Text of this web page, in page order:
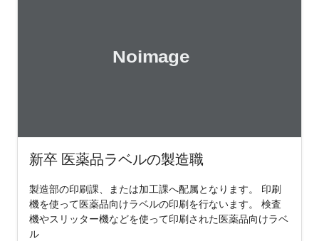
新卒 医薬品ラベルの製造職
製造部の印刷課、または加工課へ配属となります。 印刷
機を使って医薬品向けラベルの印刷を行ないます。 検査
機やスリッター機などを使って印刷された医薬品向けラベ
ル